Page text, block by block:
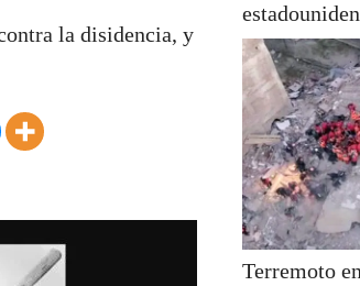
la disidencia, y
Terremoto